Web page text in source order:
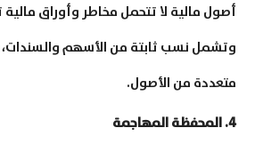
أصول مالية لا تتحمل مخاطر وأوراق مالية
وتشمل نسب ثابتة من الأسهم والسندات،
متعددة من الأصول.
4. المحفظة المهاجمة